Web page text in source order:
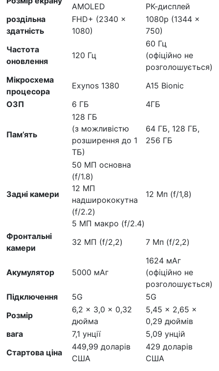
AMOLED
РК-дисплей
роздільна
здатність
FHD+ (2340 x
1080)
1080p (1344 x
750)
Частота
оновлення
120 Гц
60 Гц
(офіційно не
розголошується)
Мікросхема
процесора
Exynos 1380
A15 Bionic
ОЗП
6 ГБ 4ГБ
Пам’ять
128 ГБ
(з можливістю
розширення до 1
ТБ)
64 ГБ, 128 ГБ,
256 ГБ
Задні камери
50 МП основна
(f/1.8)
12 МП
надширококутна
(f/2.2)
5 МП макро (f/2.4)
12 Мп (f/1,8)
Фронтальні
камери
32 МП (f/2,2) 7 Мп (f/2,2)
Акумулятор 5000 мАг
1624 мАг
(офіційно не
розголошується)
Підключення
5G
5G
Розмір
6,2 x 3,0 x 0,32
дюйма
5,45 x 2,65 x
0,29 дюймів
вага
7,1 унції
5,09 унцій
Стартова ціна
449,99 доларів
США
429 доларів
США